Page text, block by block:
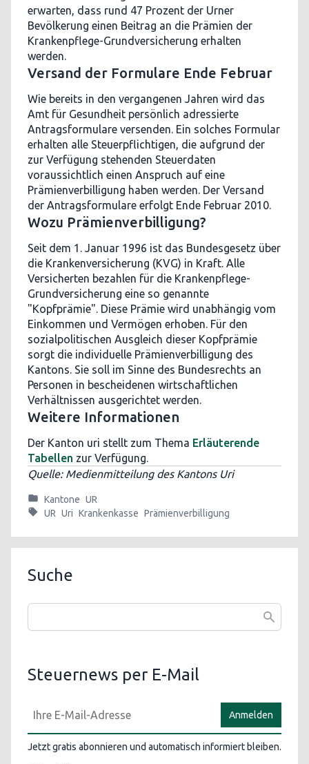
erwarten, dass rund 47 Prozent der Urner
Bevölkerung einen Beitrag an die Prämien der
Krankenpflege-Grundversicherung erhalten
werden.
Versand der Formulare Ende Februar
Wie bereits in den vergangenen Jahren wird das
Amt für Gesundheit persönlich adressierte
Antragsformulare versenden. Ein solches Formular
erhalten alle Steuerpflichtigen, die aufgrund der
zur Verfügung stehenden Steuerdaten
voraussichtlich einen Anspruch auf eine
Prämienverbilligung haben werden. Der Versand
der Antragsformulare erfolgt Ende Februar 2010.
Wozu Prämienverbilligung?
Seit dem 1. Januar 1996 ist das Bundesgesetz über
die Krankenversicherung (KVG) in Kraft. Alle
Versicherten bezahlen für die Krankenpflege-
Grundversicherung eine so genannte
"Kopfprämie". Diese Prämie wird unabhängig vom
Einkommen und Vermögen erhoben. Für den
sozialpolitischen Ausgleich dieser Kopfprämie
sorgt die individuelle Prämienverbilligung des
Kantons. Sie soll im Sinne des Bundesrechts an
Personen in bescheidenen wirtschaftlichen
Verhältnissen ausgerichtet werden.
Weitere Informationen
Der Kanton uri stellt zum Thema Erläuterende
Tabellen zur Verfügung.
Quelle: Medienmitteilung des Kantons Uri
Kantone UR
UR Uri Krankenkasse Prämienverbilligung
Suche
Steuernews per E-Mail
Anmelden
Jetzt gratis abonnieren und automatisch informiert bleiben.